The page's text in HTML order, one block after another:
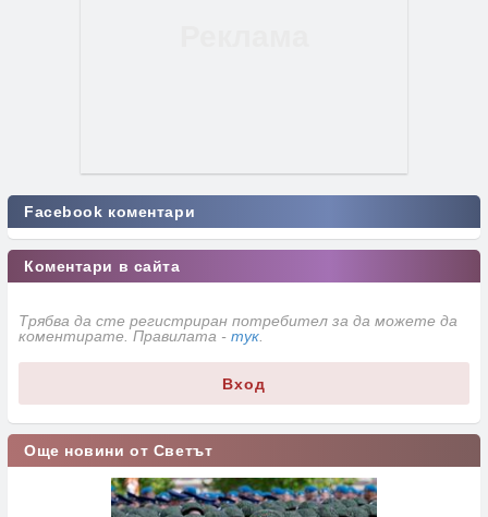
Facebook коментари
Коментари в сайта
Трябва да сте регистриран потребител за да можете да
коментирате. Правилата - тук
Вход
Още новини от Светът